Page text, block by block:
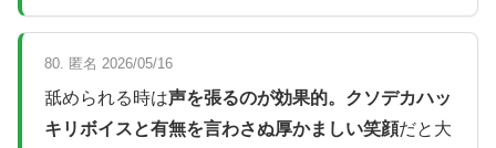
80. 匿名 2026/05/16
舐められる時は声を張るのが効果的。クソデカハッ
キリボイスと有無を言わさぬ厚かましい笑顔だと大